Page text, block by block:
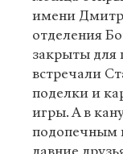
имени
отделения
закрыты для
встречали
поделки и
игры. А в
подопечным